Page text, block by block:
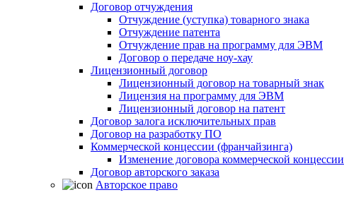
Договор отчуждения
Отчуждение (уступка) товарного знака
Отчуждение патента
Отчуждение прав на программу для ЭВМ
Договор о передаче ноу-хау
Лицензионный договор
Лицензионный договор на товарный знак
Лицензия на программу для ЭВМ
Лицензионный договор на патент
Договор залога исключительных прав
Договор на разработку ПО
Коммерческой концессии (франчайзинга)
Изменение договора коммерческой концессии
Договор авторского заказа
Авторское право